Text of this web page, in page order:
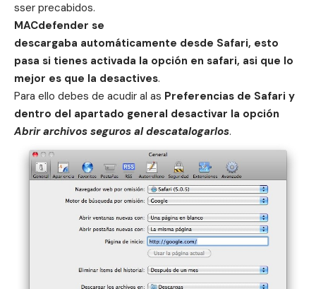
sser precabidos.
MACdefender se
descargaba automáticamente desde Safari, esto
pasa si tienes activada la opción en safari, asi que lo
mejor es que la desactives.
Para ello debes de acudir al as Preferencias de Safari y
dentro del apartado general desactivar la opción
Abrir archivos seguros al descatalogarlos.